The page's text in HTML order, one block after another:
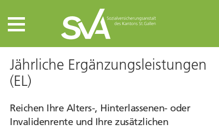
Jährliche Ergänzungs­leistungen
(EL)
Reichen Ihre Alters-, Hinterlassenen- oder
Invaliden­rente und Ihre zusätzlichen